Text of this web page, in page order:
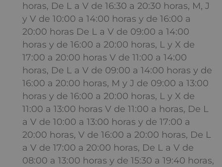
horas, De L a V de 16:30 a 20:30 horas, M, J
y V de 10:00 a 14:00 horas y de 16:00 a
20:00 horas De L a V de 09:00 a 14:00
horas y de 16:00 a 20:00 horas, L y X de
17:00 a 20:00 horas V de 11:00 a 14:00
horas, De L a V de 09:00 a 14:00 horas y de
16:00 a 20:00 horas, M y J de 09:00 a 13:00
horas y de 16:00 a 20:00 horas, L y X de
11:00 a 13:00 horas V de 11:00 a horas, De L
a V de 10:00 a 13:00 horas y de 17:00 a
20:00 horas, V de 16:00 a 20:00 horas, De L
a V de 17:00 a 20:00 horas, De L a V de
08:00 a 13:00 horas y de 15:30 a 19:40 horas,